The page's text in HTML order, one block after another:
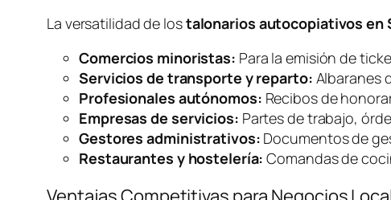
La versatilidad de lostalonarios autocopiativos en
Comercios minoristas: Para la emisión de
Servicios de transporte y reparto: Albaranes
Profesionales autónomos: Recibos de
Empresas de servicios: Partes de trabajo,
Gestores administrativos: Documentos de
Restaurantes y hostelería: Comandas de